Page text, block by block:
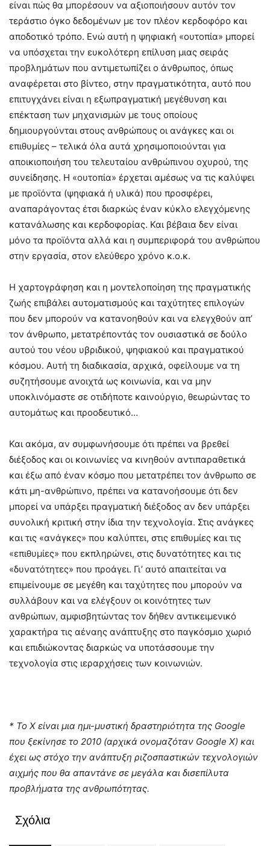
είναι πώς θα μπορέσουν να αξιοποιήσουν αυτόν τον
τεράστιο όγκο δεδομένων με τον πλέον κερδοφόρο και
αποδοτικό τρόπο. Ενώ αυτή η ψηφιακή «ουτοπία» μπορεί
να υπόσχεται την ευκολότερη επίλυση μιας σειράς
προβλημάτων που αντιμετωπίζει ο άνθρωπος, όπως
αναφέρεται στο βίντεο, στην πραγματικότητα, αυτό που
επιτυγχάνει είναι η εξωπραγματική μεγέθυνση και
επέκταση των μηχανισμών με τους οποίους
δημιουργούνται στους ανθρώπους οι ανάγκες και οι
επιθυμίες – τελικά όλα αυτά χρησιμοποιούνται για
αποικιοποιήση του τελευταίου ανθρώπινου οχυρού, της
συνείδησης. Η «ουτοπία» έρχεται αμέσως να τις καλύψει
με προϊόντα (ψηφιακά ή υλικά) που προσφέρει,
αναπαράγοντας έτσι διαρκώς έναν κύκλο ελεγχόμενης
κατανάλωσης και κερδοφορίας. Και βέβαια δεν είναι
μόνο τα προϊόντα αλλά και η συμπεριφορά του ανθρώπου
στην εργασία, στον ελεύθερο χρόνο κ.ο.κ.
Η χαρτογράφηση και η μοντελοποίηση της πραγματικής
ζωής επιβάλει αυτοματισμούς και ταχύτητες επιλογών
που δεν μπορούν να κατανοηθούν και να ελεγχθούν απ’
τον άνθρωπο, μετατρέποντάς τον ουσιαστικά σε δούλο
αυτού του νέου υβριδικού, ψηφιακού και πραγματικού
κόσμου. Αυτή τη διαδικασία, αρχικά, οφείλουμε να τη
συζητήσουμε ανοιχτά ως κοινωνία, και να μην
υποκλινόμαστε σε οτιδήποτε καινούργιο, θεωρώντας το
αυτομάτως και προοδευτικό…
Και ακόμα, αν συμφωνήσουμε ότι πρέπει να βρεθεί
διέξοδος και οι κοινωνίες να κινηθούν αντιπαραθετικά
και έξω από έναν κόσμο που μετατρέπει τον άνθρωπο σε
κάτι μη-ανθρώπινο, πρέπει να κατανοήσουμε ότι δεν
μπορεί να υπάρξει πραγματική διέξοδος αν δεν υπάρξει
συνολική κριτική στην ίδια την τεχνολογία. Στις ανάγκες
και τις «ανάγκες» που καλύπτει, στις επιθυμίες και τις
«επιθυμίες» που εκπληρώνει, στις δυνατότητες και τις
«δυνατότητες» που προάγει. Γι’ αυτό απαιτείται να
επιμείνουμε σε μεγέθη και ταχύτητες που μπορούν να
συλλάβουν και να ελέγξουν οι κοινότητες των
ανθρώπων, αμφισβητώντας τον δήθεν αντικειμενικό
χαρακτήρα τις αέναης ανάπτυξης στο παγκόσμιο χωριό
και επιδιώκοντας διαρκώς να υποτάσσουμε την
τεχνολογία στις ιεραρχήσεις των κοινωνιών.
* Το X είναι μια ημι-μυστική δραστηριότητα της Google
που ξεκίνησε το 2010 (αρχικά ονομαζόταν Google X) και
έχει ως στόχο την ανάπτυξη ριζοσπαστικών τεχνολογιών
αιχμής που θα απαντάνε σε μεγάλα και δισεπίλυτα
προβλήματα της ανθρωπότητας.
Σχόλια